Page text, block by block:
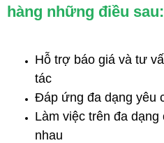
hàng những điều sau:
Hỗ trợ báo giá và tư
tác
Đáp ứng đa dạng yêu
Làm việc trên đa
nhau